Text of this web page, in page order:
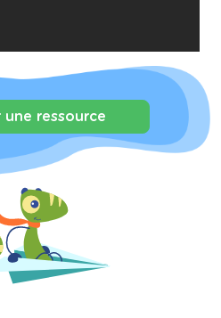
une ressource